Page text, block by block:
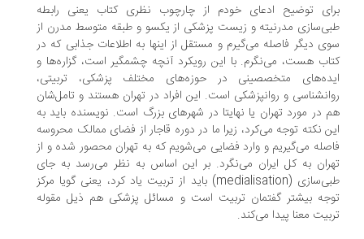
توضیح ادعای خودم از چارچوب نظری کتاب یعنی رابطه
مدرنیته و زیست پزشکی از یکسو و طبقه متوسط مدرن از
دیگر فاصله می‌گیرم و مستقل از اینها به اطلاعات جذابی که در
هست، می‌نگرم. با این رویکرد آنچه چشمگیر است، گزاره‌ها و
متخصصینی در حوزه‌های مختلف پزشکی، تربیتی،
و روانپزشکی است. این افراد در تهران هستند و تامل‌شان
در مورد تهران یا نهایتا در شهرهای بزرگ است. نویسنده باید به
نکته توجه می‌کرد، زیرا ما در دوره قاجار از فضای ممالک محروسه
می‌گیریم و وارد فضایی می‌شویم که به تهران محصور شده و از
به کل ایران می‌نگرد. بر این اساس به نظر می‌رسد به جای
طبی‌سازی (medialisation) باید از تربیت یاد کرد، یعنی گویا مرکز
بیشتر گفتمان تربیت است و مسائل پزشکی هم ذیل مقوله
معنا پیدا می‌کند.